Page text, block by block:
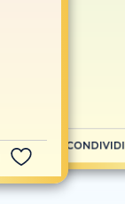
CONDIVIDI